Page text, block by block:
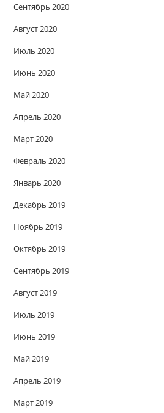
Сентябрь 2020
Август 2020
Июль 2020
Июнь 2020
Май 2020
Апрель 2020
Март 2020
Февраль 2020
Январь 2020
Декабрь 2019
Ноябрь 2019
Октябрь 2019
Сентябрь 2019
Август 2019
Июль 2019
Июнь 2019
Май 2019
Апрель 2019
Март 2019